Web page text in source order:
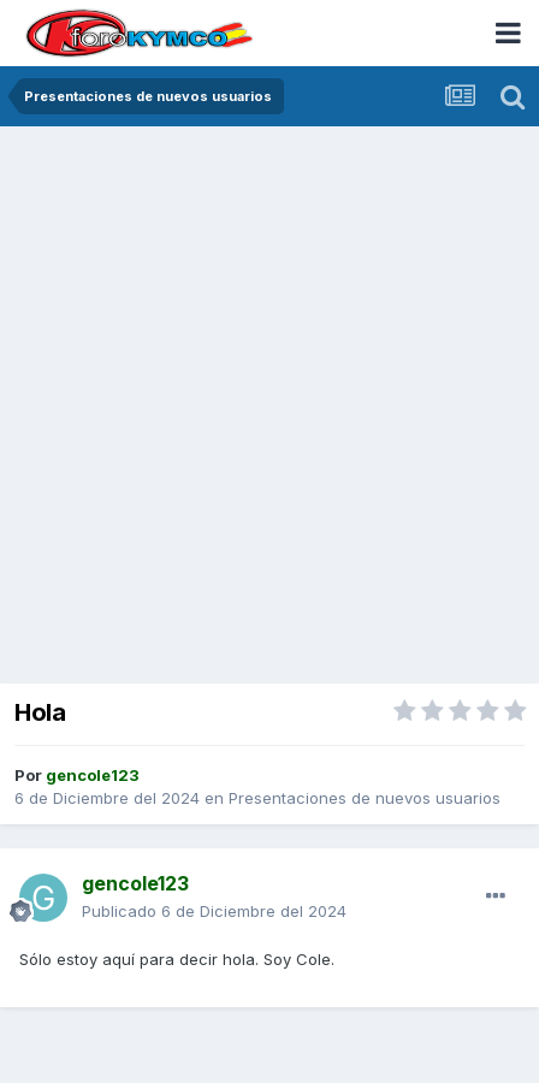
Presentaciones de nuevos usuarios
Hola
Por gencole123
6 de Diciembre del 2024 en Presentaciones de nuevos usuarios
gencole123
Publicado 6 de Diciembre del 2024
Sólo estoy aquí para decir hola. Soy Cole.